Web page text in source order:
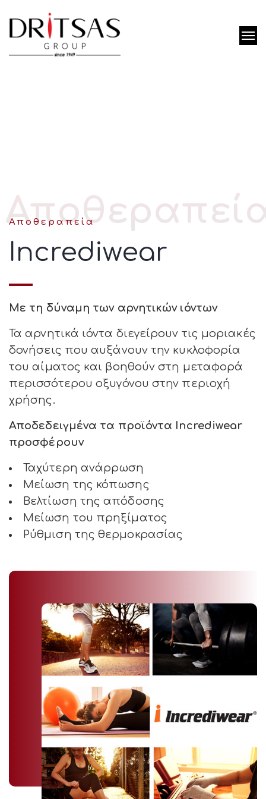
Αποθεραπεία
Incrediwear
Με τη δύναμη των αρνητικών ιόντων
Τα αρνητικά ιόντα διεγείρουν τις μοριακές
δονήσεις που αυξάνουν την κυκλοφορία
του αίματος και βοηθούν στη μεταφορά
περισσότερου οξυγόνου στην περιοχή
χρήσης.
Αποδεδειγμένα τα προϊόντα Incrediwear
προσφέρουν
Ταχύτερη ανάρρωση
Μείωση της κόπωσης
Βελτίωση της απόδοσης
Μείωση του πρηξίματος
Ρύθμιση της θερμοκρασίας